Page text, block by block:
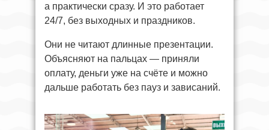
а практически сразу. И это работает
24/7, без выходных и праздников.
Они не читают длинные презентации.
Объясняют на пальцах — приняли
оплату, деньги уже на счёте и можно
дальше работать без пауз и зависаний.